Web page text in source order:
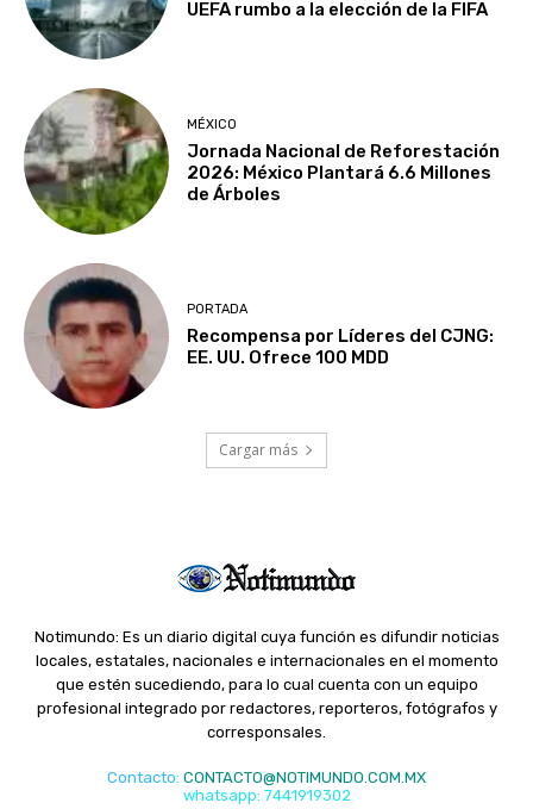
UEFA rumbo a la elección de la FIFA
MÉXICO
Jornada Nacional de Reforestación
2026: México Plantará 6.6 Millones
de Árboles
PORTADA
Recompensa por Líderes del CJNG:
EE. UU. Ofrece 100 MDD
Cargar más
Notimundo: Es un diario digital cuya función es difundir noticias
locales, estatales, nacionales e internacionales en el momento
que estén sucediendo, para lo cual cuenta con un equipo
profesional integrado por redactores, reporteros, fotógrafos y
corresponsales.
Contacto: CONTACTO@NOTIMUNDO.COM.MX
whatsapp: 7441919302